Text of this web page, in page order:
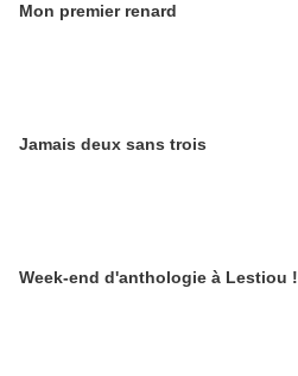
Mon premier renard
Jamais deux sans trois
Week-end d'anthologie à Lestiou !